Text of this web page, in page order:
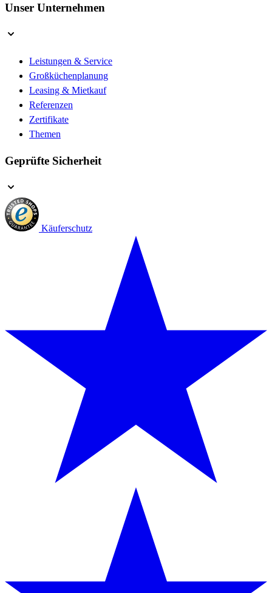
Unser Unternehmen
Leistungen & Service
Großküchenplanung
Leasing & Mietkauf
Referenzen
Zertifikate
Themen
Geprüfte Sicherheit
Käuferschutz